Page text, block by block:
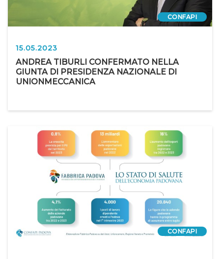
CONFAPI
15.05.2023
ANDREA TIBURLI CONFERMATO NELLA
GIUNTA DI PRESIDENZA NAZIONALE DI
UNIONMECCANICA
CONFAPI